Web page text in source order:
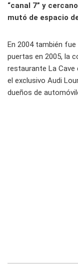
“canal 7” y
mutó de espacio
En 2004 también
puertas en 2005, la
restaurante La Cave
el exclusivo Audi
dueños de